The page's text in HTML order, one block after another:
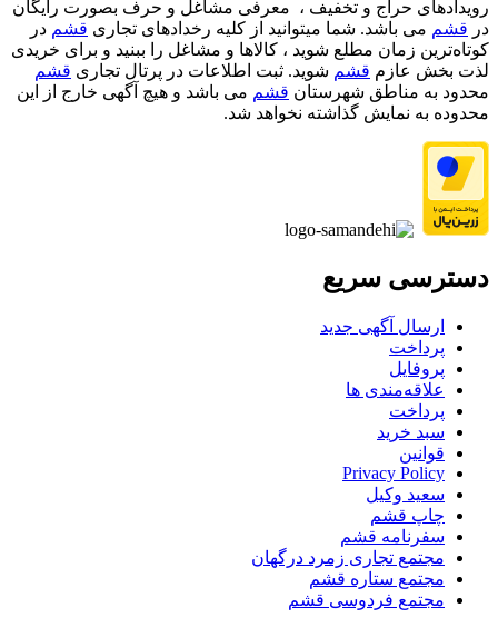
رویدادهای حراج و تخفیف ، معرفی مشاغل و حرف بصورت رایگان
در قشم می باشد. شما میتوانید از کلیه رخدادهای تجاری قشم در
کوتاه‌ترین زمان مطلع شوید ، کالاها و مشاغل را ببنید و برای خریدی
لذت بخش عازم قشم شوید. ثبت اطلاعات در پرتال تجاری قشم
محدود به مناطق شهرستان قشم می باشد و هیچ آگهی خارج از این
محدوده به نمایش گذاشته نخواهد شد.
دسترسی سریع
ارسال آگهی جدید
پرداخت
پروفایل
علاقه‌مندی ها
پرداخت
سبد خرید
قوانین
Privacy Policy
سعید وکیل
چاپ قشم
سفرنامه قشم
مجتمع تجاری زمرد درگهان
مجتمع ستاره قشم
مجتمع فردوسی قشم